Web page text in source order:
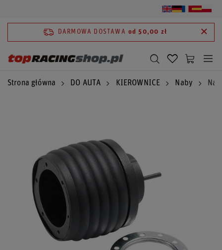
DARMOWA DOSTAWA od 50,00 zł
Strona główna DO AUTA KIEROWNICE Naby